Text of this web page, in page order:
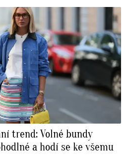
trend: Volné bundy
a hodí se ke všemu